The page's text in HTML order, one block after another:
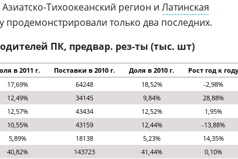
Азиатско-Тихоокеанский регион и Латинская
только два последних.
ПК, предвар. рез-ты (тыс. шт)
в 2011 г. Поставки в 2010 г. Доля в 2010 г.
Рост год к году
17,69% 64248 18,52%
-2,98%
12,49% 34145 9,84%
28,88%
12,57% 43434 12,52%
1,95%
10,55% 43159 12,44%
-13,88%
5,89% 18138 5,23%
14,35%
40,82% 143723 41,44%
0,10%